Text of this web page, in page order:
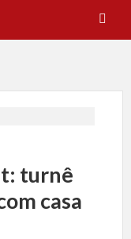
turnê
casa